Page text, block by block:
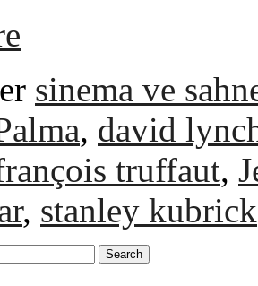
sinema ve
, david
truffaut,
, stanley kubrick